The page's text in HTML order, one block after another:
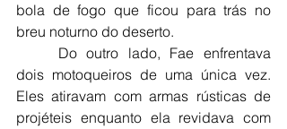
bola de fogo que ficou para trás no
breu noturno do deserto.
dois motoqueiros de uma única vez.
Eles atiravam com armas rústicas de
projéteis enquanto ela revidava com